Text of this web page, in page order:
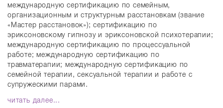
международную сертификацию по семейным,
организационным и структурным расстановкам (звание
«Мастер расстановок»); сертификацию по
эриксоновскому гипнозу и эриксоновской психотерапии;
международную сертификацию по процессуальной
работе; международную сертификацию по
травматерапии; международную сертификацию по
семейной терапии, сексуальной терапии и работе с
супружескими парами.
читать далее...